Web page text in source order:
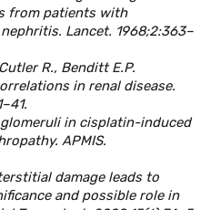
from patients with
Lancet. 1968;2:363–
R., Benditt E.P.
in renal disease.
in cisplatin-induced
АРМIS.
damage leads to
and possible role in